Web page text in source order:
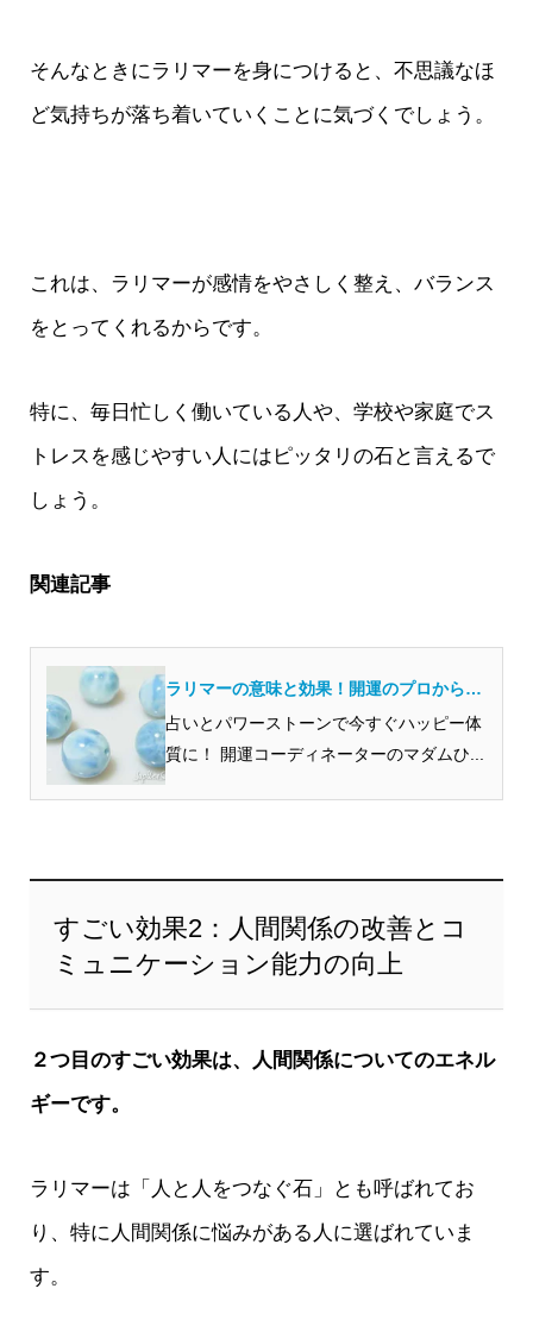
そんなときにラリマーを身につけると、不思議なほ
ど気持ちが落ち着いていくことに気づくでしょう。
これは、ラリマーが感情をやさしく整え、バランス
をとってくれるからです。
特に、毎日忙しく働いている人や、学校や家庭でス
トレスを感じやすい人にはピッタリの石と言えるで
しょう。
関連記事
ラリマーの意味と効果！開運のプロから見
るとどんな石？
占いとパワーストーンで今すぐハッピー体
質に！ 開運コーディネーターのマダムひ...
すごい効果2：人間関係の改善とコ
ミュニケーション能力の向上
２つ目のすごい効果は、人間関係についてのエネル
ギーです。
ラリマーは「人と人をつなぐ石」とも呼ばれてお
り、特に人間関係に悩みがある人に選ばれていま
す。